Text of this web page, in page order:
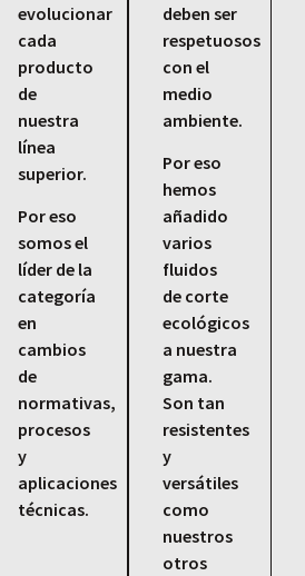
evolucionar
cada
producto
de
nuestra
línea
superior.
Por eso
somos el
líder de la
categoría
en
cambios
de
normativas,
procesos
y
aplicaciones
técnicas.
deben ser
respetuosos
con el
medio
ambiente.
Por eso
hemos
añadido
varios
fluidos
de corte
ecológicos
a nuestra
gama.
Son tan
resistentes
y
versátiles
como
nuestros
otros